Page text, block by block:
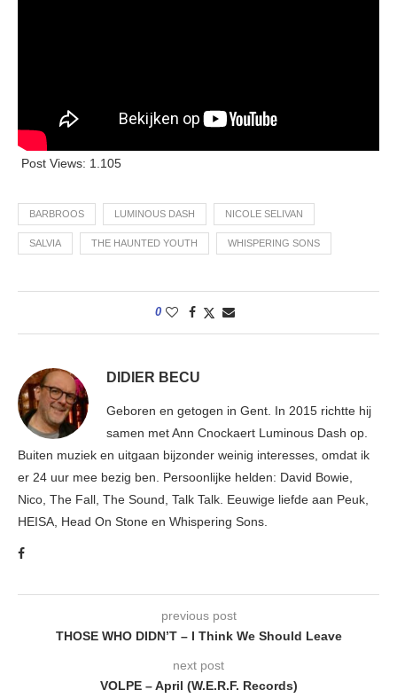
Post Views: 1.105
BARBROOS LUMINOUS DASH NICOLE SELIVAN
SALVIA THE HAUNTED YOUTH WHISPERING SONS
0
DIDIER BECU
Geboren en getogen in Gent. In 2015 richtte hij
samen met Ann Cnockaert Luminous Dash op.
Buiten muziek en uitgaan bijzonder weinig interesses, omdat ik
er 24 uur mee bezig ben. Persoonlijke helden: David Bowie,
Nico, The Fall, The Sound, Talk Talk. Eeuwige liefde aan Peuk,
HEISA, Head On Stone en Whispering Sons.
previous post
THOSE WHO DIDN’T – I Think We Should Leave
next post
VOLPE – April (W.E.R.F. Records)